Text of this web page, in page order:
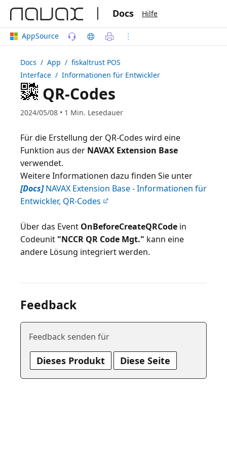
| Docs Hilfe
AppSource
Docs / App / fiskaltrust POS
Interface / Informationen für Entwickler
QR-Codes
2024/05/08 • 1 Min. Lesedauer
Für die Erstellung der QR-Codes wird eine
Funktion aus der NAVAX Extension Base
verwendet.
Weitere Informationen dazu finden Sie unter
[Docs]NAVAX Extension Base - Informationen für
Entwickler, QR-Codes
Über das Event OnBeforeCreateQRCode in
Codeunit "NCCR QR Code Mgt." kann eine
Feedback
Feedback senden für
Dieses Produkt Diese Seite